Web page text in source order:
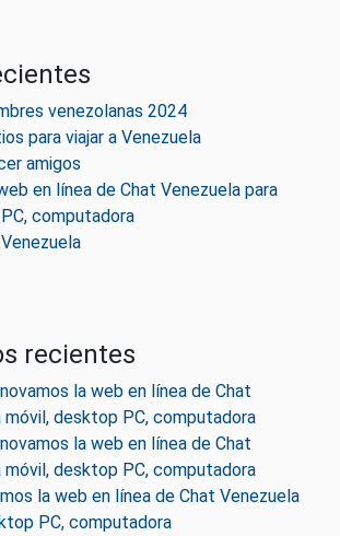
venezolanas 2024
para viajar a Venezuela
amigos
en línea de Chat Venezuela para
computadora
recientes
la web en línea de Chat
móvil, desktop PC, computadora
la web en línea de Chat
móvil, desktop PC, computadora
la web en línea de Chat Venezuela
PC, computadora